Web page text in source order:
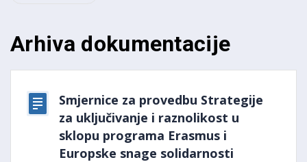
Arhiva dokumentacije
Smjernice za provedbu Strategije
za uključivanje i raznolikost u
sklopu programa Erasmus i
Europske snage solidarnosti